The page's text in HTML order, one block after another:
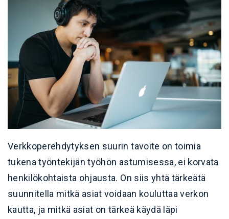
Verkkoperehdytyksen suurin tavoite on toimia
tukena työntekijän työhön astumisessa, ei korvata
henkilökohtaista ohjausta. On siis yhtä tärkeätä
suunnitella mitkä asiat voidaan kouluttaa verkon
kautta, ja mitkä asiat on tärkeä käydä läpi